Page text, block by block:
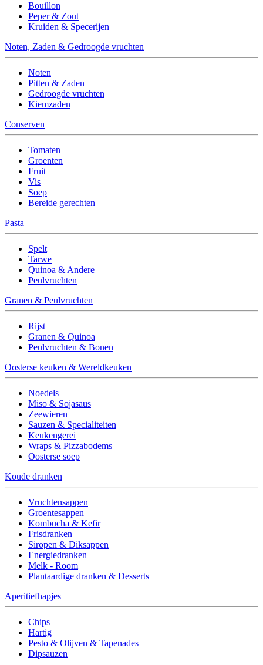
Bouillon
Peper & Zout
Kruiden & Specerijen
Noten, Zaden & Gedroogde vruchten
Noten
Pitten & Zaden
Gedroogde vruchten
Kiemzaden
Conserven
Tomaten
Groenten
Fruit
Vis
Soep
Bereide gerechten
Pasta
Spelt
Tarwe
Quinoa & Andere
Peulvruchten
Granen & Peulvruchten
Rijst
Granen & Quinoa
Peulvruchten & Bonen
Oosterse keuken & Wereldkeuken
Noedels
Miso & Sojasaus
Zeewieren
Sauzen & Specialiteiten
Keukengerei
Wraps & Pizzabodems
Oosterse soep
Koude dranken
Vruchtensappen
Groentesappen
Kombucha & Kefir
Frisdranken
Siropen & Diksappen
Energiedranken
Melk - Room
Plantaardige dranken & Desserts
Aperitiefhapjes
Chips
Hartig
Pesto & Olijven & Tapenades
Dipsauzen